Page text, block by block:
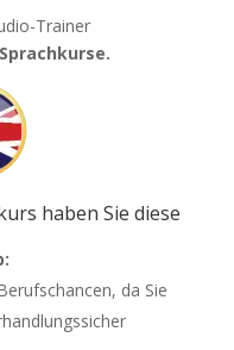
Trainer
haben Sie diese
da Sie